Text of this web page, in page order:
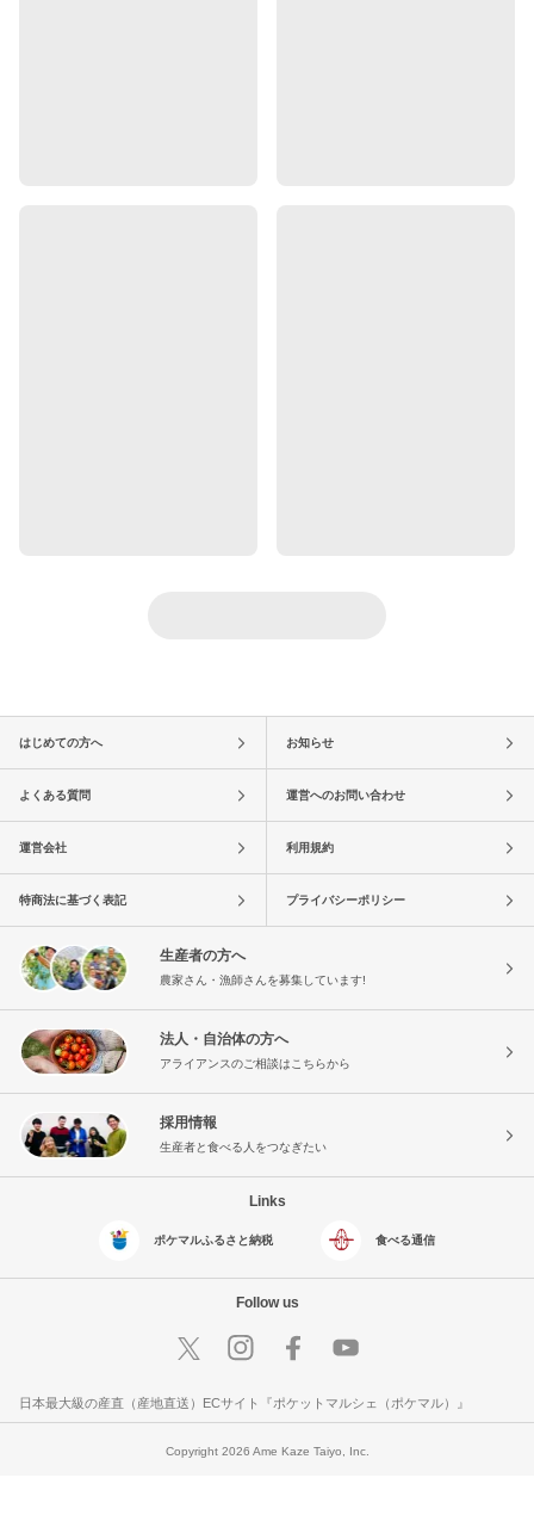
はじめての方へ お知らせ
よくある質問 運営へのお問い合わせ
運営会社 利用規約
特商法に基づく表記 プライバシーポリシー
生産者の方へ
農家さん・漁師さんを募集しています!
法人・自治体の方へ
アライアンスのご相談はこちらから
採用情報
生産者と食べる人をつなぎたい
Links
ポケマルふるさと納税 食べる通信
Follow us
日本最大級の産直（産地直送）ECサイト『ポケットマルシェ（ポケマル）』
Copyright 2026 Ame Kaze Taiyo, Inc.